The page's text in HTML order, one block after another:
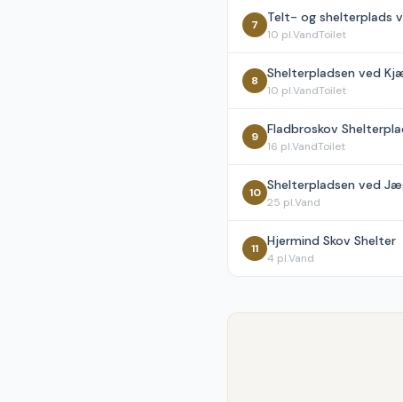
7 Telt- og shelterplads
10 pl.VandToilet
8 Shelterpladsen ved
10 pl.VandToilet
9 Fladbroskov
16 pl.VandToilet
10 Shelterpladsen ved
25 pl.Vand
11 Hjermind Skov Shelter
4 pl.Vand